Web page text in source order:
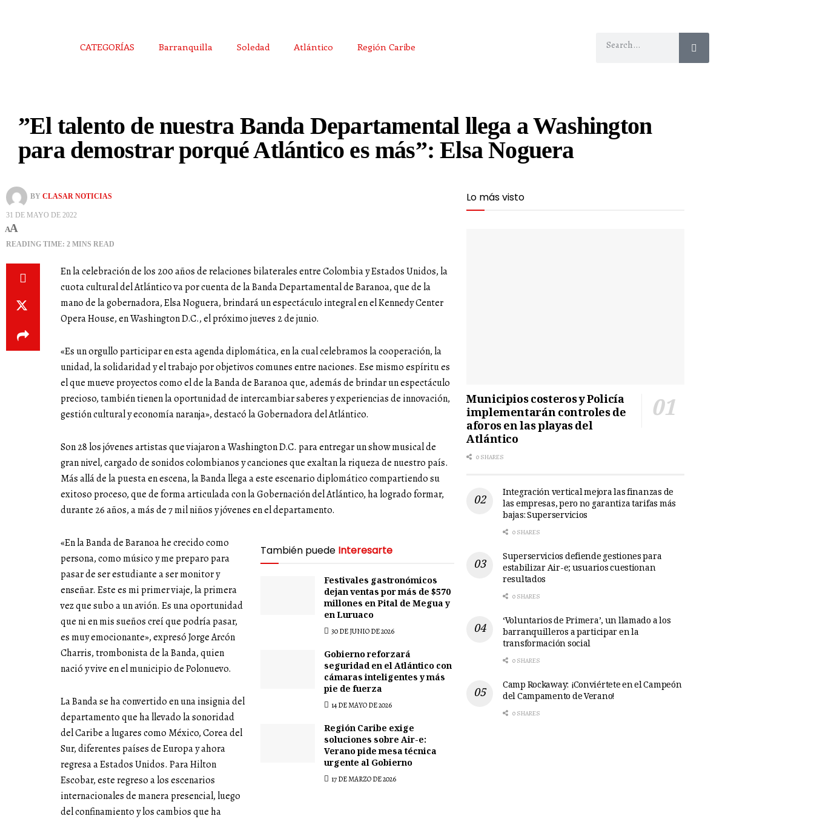
CATEGORÍAS Barranquilla Soledad Atlántico Región Caribe
”El talento de nuestra Banda Departamental llega a Washington
para demostrar porqué Atlántico es más”: Elsa Noguera
BY CLASAR NOTICIAS
31 DE MAYO DE 2022
AA
READING TIME: 2 MINS READ
En la celebración de los 200 años de relaciones bilaterales entre Colombia y Estados Unidos, la
cuota cultural del Atlántico va por cuenta de la Banda Departamental de Baranoa, que de la
mano de la gobernadora, Elsa Noguera, brindará un espectáculo integral en el Kennedy Center
Opera House, en Washington D.C., el próximo jueves 2 de junio.
«Es un orgullo participar en esta agenda diplomática, en la cual celebramos la cooperación, la
unidad, la solidaridad y el trabajo por objetivos comunes entre naciones. Ese mismo espíritu es
el que mueve proyectos como el de la Banda de Baranoa que, además de brindar un espectáculo
precioso, también tienen la oportunidad de intercambiar saberes y experiencias de innovación,
gestión cultural y economía naranja», destacó la Gobernadora del Atlántico.
Son 28 los jóvenes artistas que viajaron a Washington D.C. para entregar un show musical de
gran nivel, cargado de sonidos colombianos y canciones que exaltan la riqueza de nuestro país.
Más allá de la puesta en escena, la Banda llega a este escenario diplomático compartiendo su
exitoso proceso, que de forma articulada con la Gobernación del Atlántico, ha logrado formar,
durante 26 años, a más de 7 mil niños y jóvenes en el departamento.
También puede Interesarte
Festivales gastronómicos
dejan ventas por más de $570
millones en Pital de Megua y
en Luruaco
30 DE JUNIO DE 2026
Gobierno reforzará
seguridad en el Atlántico con
cámaras inteligentes y más
pie de fuerza
14 DE MAYO DE 2026
Región Caribe exige
soluciones sobre Air-e:
Verano pide mesa técnica
urgente al Gobierno
17 DE MARZO DE 2026
«En la Banda de Baranoa he crecido como
persona, como músico y me preparo para
pasar de ser estudiante a ser monitor y
enseñar. Este es mi primer viaje, la primera
vez que subo a un avión. Es una oportunidad
que ni en mis sueños creí que podría pasar,
es muy emocionante», expresó Jorge Arcón
Charris, trombonista de la Banda, quien
nació y vive en el municipio de Polonuevo.
La Banda se ha convertido en una insignia del
departamento que ha llevado la sonoridad
del Caribe a lugares como México, Corea del
Sur, diferentes países de Europa y ahora
regresa a Estados Unidos. Para Hilton
Escobar, este regreso a los escenarios
internacionales de manera presencial, luego
del confinamiento y los cambios que ha
Lo más visto
Municipios costeros y Policía
implementarán controles de
aforos en las playas del
Atlántico
0 SHARES
Integración vertical mejora las finanzas de
las empresas, pero no garantiza tarifas más
bajas: Superservicios
0 SHARES
Superservicios defiende gestiones para
estabilizar Air-e; usuarios cuestionan
resultados
0 SHARES
‘Voluntarios de Primera’, un llamado a los
barranquilleros a participar en la
transformación social
0 SHARES
Camp Rockaway: ¡Conviértete en el Campeón
del Campamento de Verano!
0 SHARES